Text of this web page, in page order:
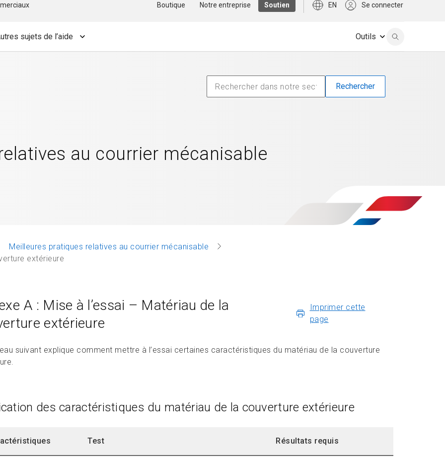
Boutique Notre entreprise Soutien EN Se connecter
sujets de l’aide Outils
au courrier mécanisable
Meilleures pratiques relatives au courrier mécanisable
extérieure
A : Mise à l’essai – Matériau de la
extérieure
Imprimer cette
page
suivant explique comment mettre à l’essai certaines caractéristiques du matériau de la couverture
des caractéristiques du matériau de la couverture extérieure
Test Résultats requis